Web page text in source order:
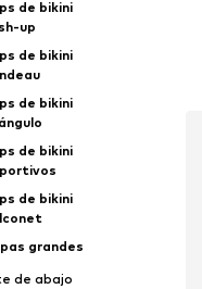
de bikini
up
de bikini
de bikini
de bikini
de bikini
grandes
de abajo